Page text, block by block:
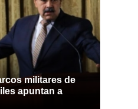
militares de
apuntan a